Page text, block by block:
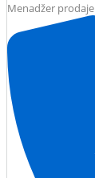
Menadžer prodaje